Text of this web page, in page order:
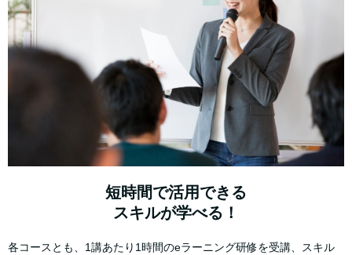
短時間で活用できる
スキルが学べる！
各コースとも、1講あたり1時間のeラーニング研修を受講、スキル